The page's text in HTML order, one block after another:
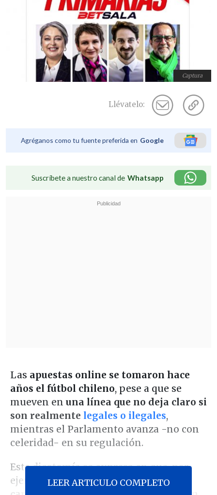
Captura
Llévatelo:
Agréganos como tu fuente preferida en Google
Suscríbete a nuestro canal de Whatsapp
Las apuestas online se tomaron hace
años el fútbol chileno, pese a que se
mueven en una línea que no deja claro si
son realmente legales o ilegales,
mientras el Parlamento avanza -no con
celeridad- en su regulación.
Esta dicotomía se expresa en que, por
ejemplo, mientrascasi todas las
LEER ARTICULO COMPLETO